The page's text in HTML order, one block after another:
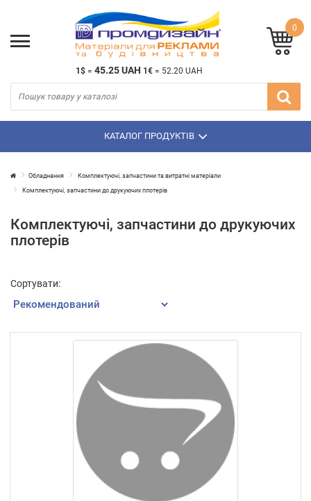
1$ = 45.25 UAH 1€ = 52.20 UAH
0
КАТАЛОГ ПРОДУКТІВ
Обладнання Комплектуючі, запчастини та витратні матеріали
Комплектуючі, запчастини до друкуючих плотерів
Комплектуючі, запчастини до друкуючих
плотерів
Сортувати: